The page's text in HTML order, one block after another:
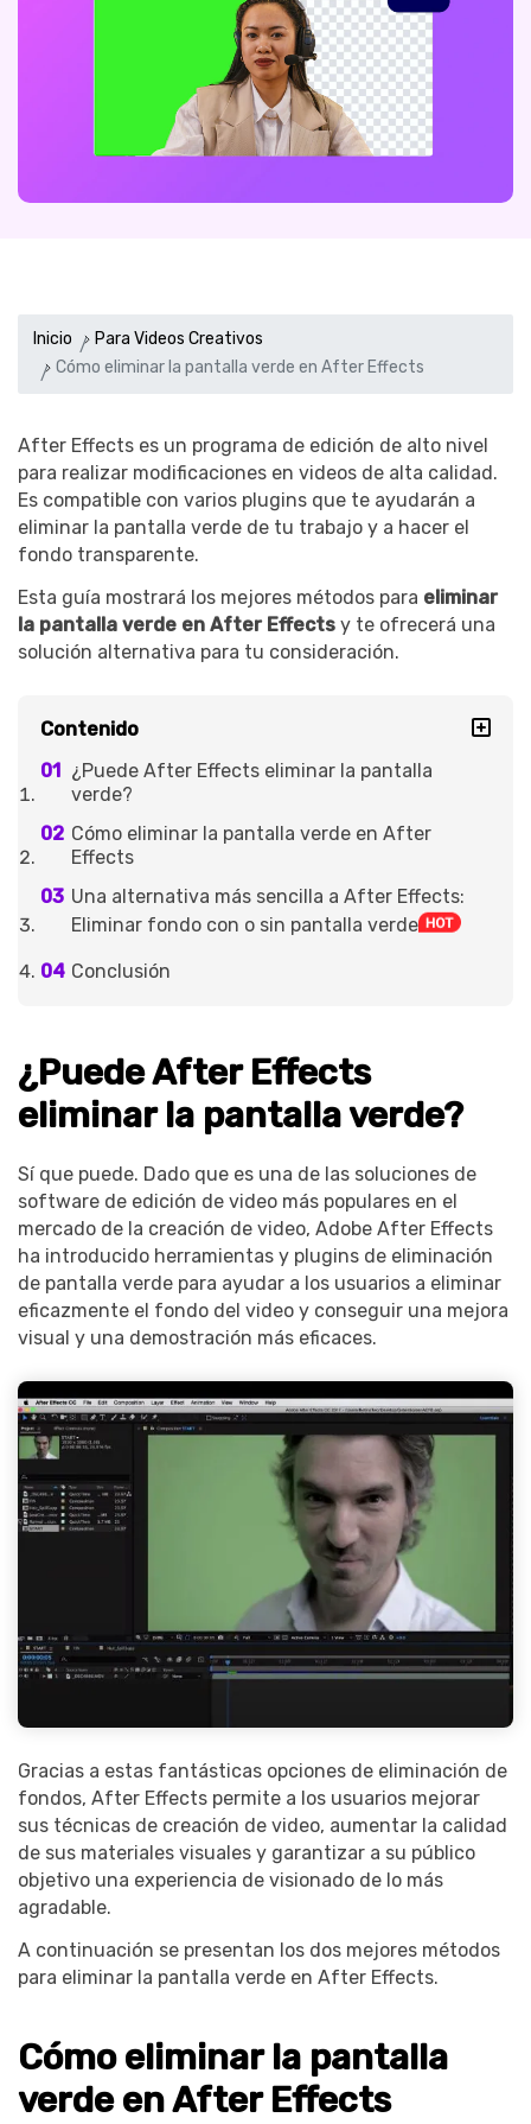
Inicio
Para Videos Creativos
Cómo eliminar la pantalla verde en After Effects
After Effects es un programa de edición de alto nivel
para realizar modificaciones en videos de alta calidad.
Es compatible con varios plugins que te ayudarán a
eliminar la pantalla verde de tu trabajo y a hacer el
fondo transparente.
Esta guía mostrará los mejores métodos para eliminar
la pantalla verde en After Effects y te ofrecerá una
solución alternativa para tu consideración.
Contenido
¿Puede After Effects eliminar la pantalla
verde?
Cómo eliminar la pantalla verde en After
Effects
Una alternativa más sencilla a After Effects:
Eliminar fondo con o sin pantalla verde
Conclusión
¿Puede After Effects
eliminar la pantalla verde?
Sí que puede. Dado que es una de las soluciones de
software de edición de video más populares en el
mercado de la creación de video, Adobe After Effects
ha introducido herramientas y plugins de eliminación
de pantalla verde para ayudar a los usuarios a eliminar
eficazmente el fondo del video y conseguir una mejora
visual y una demostración más eficaces.
Gracias a estas fantásticas opciones de eliminación de
fondos, After Effects permite a los usuarios mejorar
sus técnicas de creación de video, aumentar la calidad
de sus materiales visuales y garantizar a su público
objetivo una experiencia de visionado de lo más
agradable.
A continuación se presentan los dos mejores métodos
para eliminar la pantalla verde en After Effects.
Cómo eliminar la pantalla
verde en After Effects